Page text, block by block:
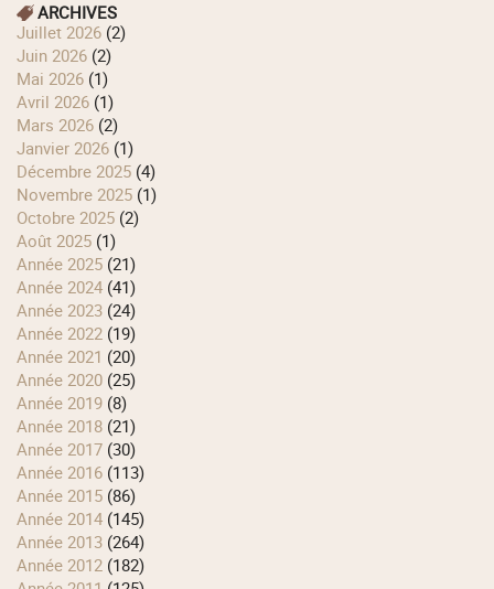
ARCHIVES
juillet 2026 (2)
juin 2026 (2)
mai 2026 (1)
avril 2026 (1)
mars 2026 (2)
janvier 2026 (1)
décembre 2025 (4)
novembre 2025 (1)
octobre 2025 (2)
août 2025 (1)
année 2025 (21)
année 2024 (41)
année 2023 (24)
année 2022 (19)
année 2021 (20)
année 2020 (25)
année 2019 (8)
année 2018 (21)
année 2017 (30)
année 2016 (113)
année 2015 (86)
année 2014 (145)
année 2013 (264)
année 2012 (182)